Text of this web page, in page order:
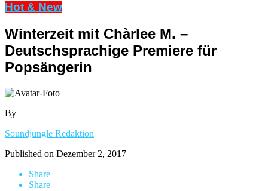
Hot & New
Winterzeit mit Chàrlee M. –
Deutschsprachige Premiere für
Popsängerin
By
Soundjungle Redaktion
Published on Dezember 2, 2017
Share
Share